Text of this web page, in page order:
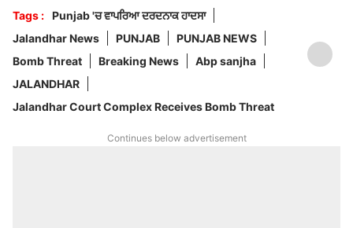
Tags : Punjab 'ਚ ਵਾਪਰਿਆ ਦਰਦਨਾਕ ਹਾਦਸਾ
Jalandhar News
PUNJAB
PUNJAB NEWS
Bomb Threat
Breaking News
Abp sanjha
JALANDHAR
Jalandhar Court Complex Receives Bomb Threat
Continues below advertisement